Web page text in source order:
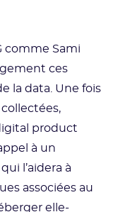
comme Sami
ces
la data. Une fois
product
à un
qui l’aidera à
associées au
elle-